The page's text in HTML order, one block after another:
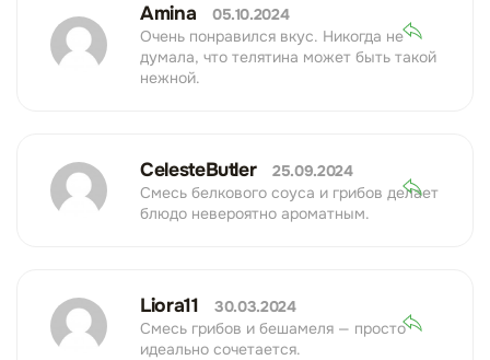
Amina
05.10.2024
Очень понравился вкус. Никогда не
думала, что телятина может быть такой
нежной.
CelesteButler
25.09.2024
Смесь белкового соуса и грибов делает
блюдо невероятно ароматным.
Liora11
30.03.2024
Смесь грибов и бешамеля — просто
идеально сочетается.